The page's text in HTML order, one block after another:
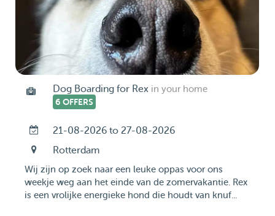
Dog Boarding for Rex in your home
6 OFFERS
21-08-2026 to 27-08-2026
Rotterdam
Wij zijn op zoek naar een leuke oppas voor ons
weekje weg aan het einde van de zomervakantie. Rex
is een vrolijke energieke hond die houdt van knuf...